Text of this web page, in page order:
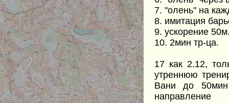
7. "олень" на
8. имитация
9. ускорение
10. 2мин тр-ца.
17 как 2.12,
утреннюю
Вани до
направление